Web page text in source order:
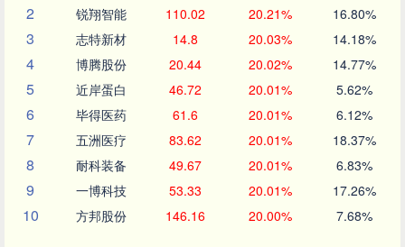
2 锐翔智能 110.02 20.21% 16.80%
3 志特新材 14.8 20.03% 14.18%
4 博腾股份 20.44 20.02% 14.77%
5 近岸蛋白 46.72 20.01% 5.62%
6 毕得医药 61.6 20.01% 6.12%
7 五洲医疗 83.62 20.01% 18.37%
8 耐科装备 49.67 20.01% 6.83%
9 一博科技 53.33 20.01% 17.26%
10 方邦股份 146.16 20.00% 7.68%